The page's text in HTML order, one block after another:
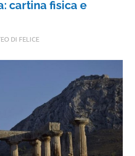
cartina fisica e
DI FELICE